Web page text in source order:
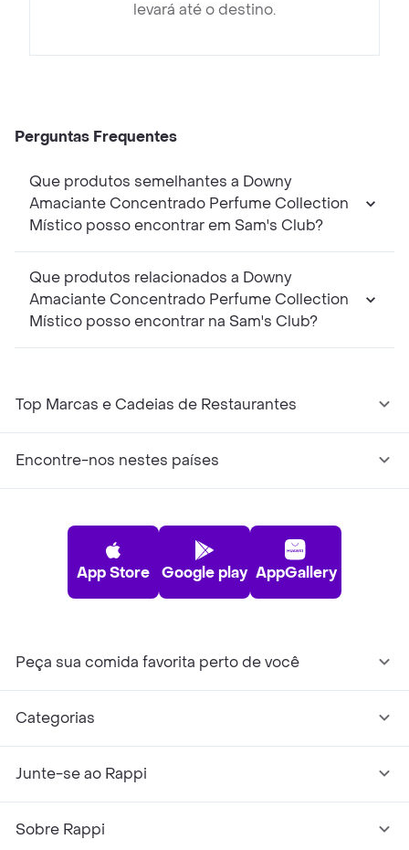
levará até o destino.
Perguntas Frequentes
Que produtos semelhantes a Downy
Amaciante Concentrado Perfume Collection
Místico posso encontrar em Sam's Club?
Que produtos relacionados a Downy
Amaciante Concentrado Perfume Collection
Místico posso encontrar na Sam's Club?
Top Marcas e Cadeias de Restaurantes
Encontre-nos nestes países
App Store Google play AppGallery
Peça sua comida favorita perto de você
Categorias
Junte-se ao Rappi
Sobre Rappi